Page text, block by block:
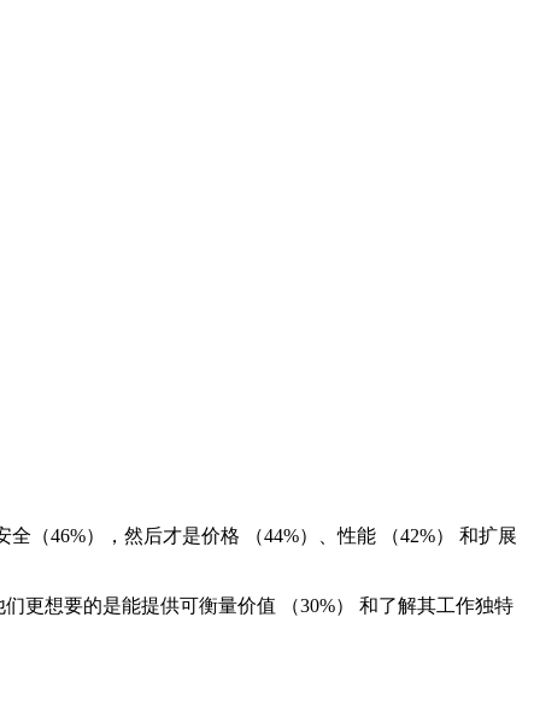
46%），然后才是价格 （44%）、性能 （42%） 和扩展
想要的是能提供可衡量价值 （30%） 和了解其工作独特